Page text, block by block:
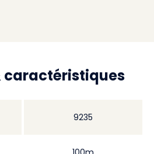
caractéristiques
9235